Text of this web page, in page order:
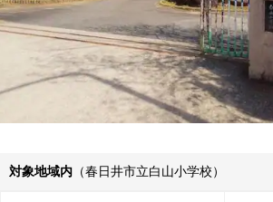
対象地域内 （春日井市立白山小学校）